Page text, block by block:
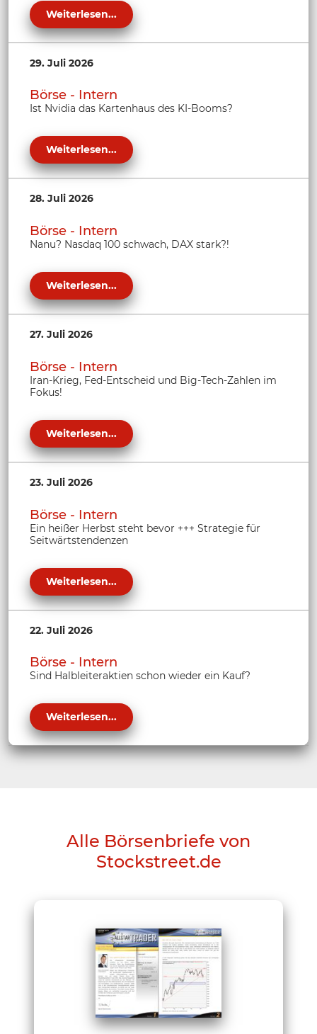
Weiterlesen...
29. Juli 2026
Börse - Intern
Ist Nvidia das Kartenhaus des KI-Booms?
Weiterlesen...
28. Juli 2026
Börse - Intern
Nanu? Nasdaq 100 schwach, DAX stark?!
Weiterlesen...
27. Juli 2026
Börse - Intern
Iran-Krieg, Fed-Entscheid und Big-Tech-Zahlen im
Fokus!
Weiterlesen...
23. Juli 2026
Börse - Intern
Ein heißer Herbst steht bevor +++ Strategie für
Seitwärtstendenzen
Weiterlesen...
22. Juli 2026
Börse - Intern
Sind Halbleiteraktien schon wieder ein Kauf?
Weiterlesen...
Alle Börsenbriefe von
Stockstreet.de